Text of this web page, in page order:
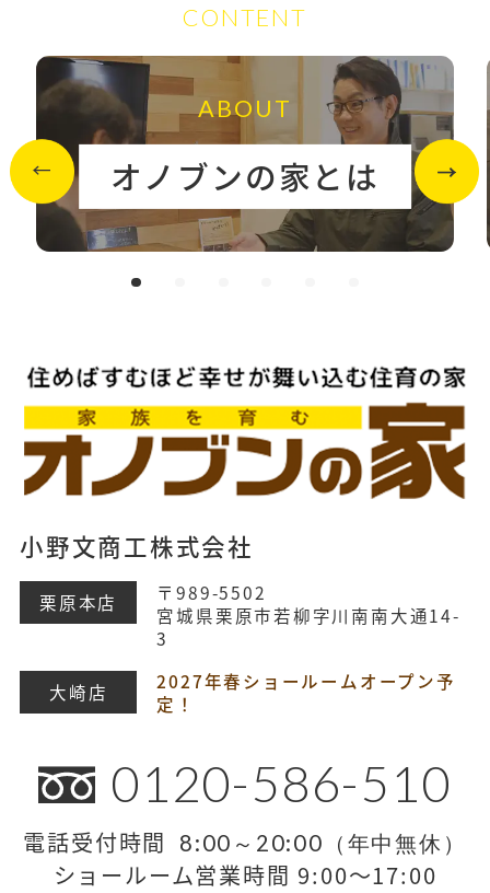
CONTENT
ABOUT
オノブンの家とは
小野文商工株式会社
栗原本店
〒989-5502
宮城県栗原市若柳字川南南大通14-
3
大崎店
2027年春ショールームオープン予
定！
0120-586-510
電話受付時間 8:00～20:00（年中無休）
ショールーム営業時間 9:00～17:00